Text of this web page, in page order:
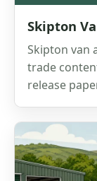
Skipton
Skipton van
trade
release